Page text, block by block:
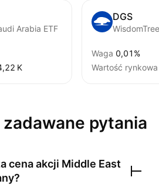
Arabia ETF
K‬
DGS
Waga 0,01%
Wartość rynkowa
pytania
cena akcji Middle East
?